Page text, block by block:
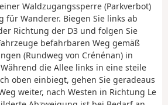
Waldzugangssperre (Parkverbot)
für Wanderer. Biegen Sie links ab
Richtung der D3 und folgen Sie
befahrbaren Weg gemäß
(Rundweg von Crénénan) in
die Allee links in eine steile
oben einbiegt, gehen Sie geradeaus
weiter, nach Westen in Richtung Le